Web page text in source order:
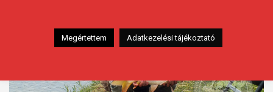
Megértettem Adatkezelési tájékoztató